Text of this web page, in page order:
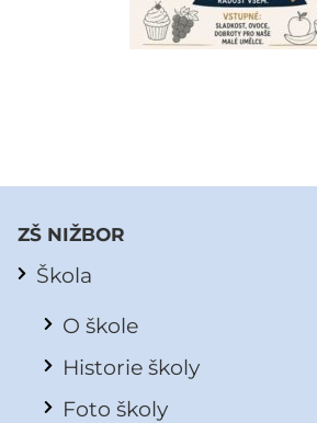
ZŠ NIŽBOR
Škola
O škole
Historie školy
Foto školy